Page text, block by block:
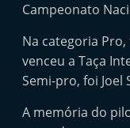
Campeonato
Na categoria
venceu a Taça
Semi-pro, foi
A memória do